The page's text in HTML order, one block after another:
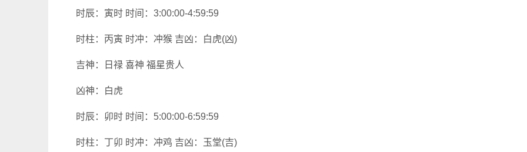
时辰：寅时 时间：3:00:00-4:59:59
时柱：丙寅 时冲：冲猴 吉凶：白虎(凶)
吉神：日禄 喜神 福星贵人
凶神：白虎
时辰：卯时 时间：5:00:00-6:59:59
时柱：丁卯 时冲：冲鸡 吉凶：玉堂(吉)